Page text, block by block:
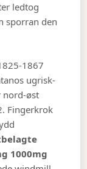
ledtog
sporran den
1867
ugrisk-
nord-øst
Fingerkrok
1000mg